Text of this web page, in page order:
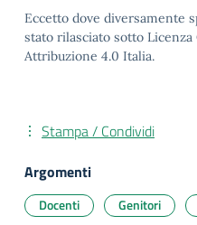
Eccetto dove diversamente
stato rilasciato sotto
Attribuzione 4.0 Italia.
Stampa / Condividi
Argomenti
Docenti Genitori